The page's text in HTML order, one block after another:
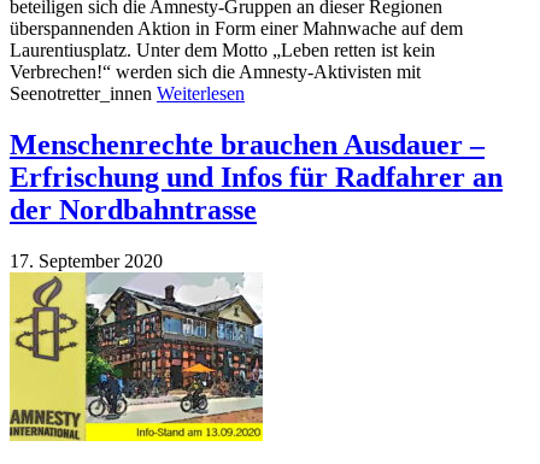
beteiligen sich die Amnesty-Gruppen an dieser Regionen
überspannenden Aktion in Form einer Mahnwache auf dem
Laurentiusplatz. Unter dem Motto „Leben retten ist kein
Verbrechen!“ werden sich die Amnesty-Aktivisten mit
Seenotretter_innen Weiterlesen
Menschenrechte brauchen Ausdauer –
Erfrischung und Infos für Radfahrer an
der Nordbahntrasse
17. September 2020